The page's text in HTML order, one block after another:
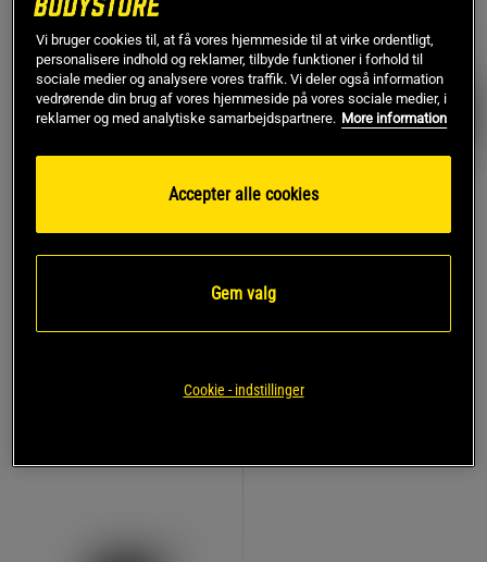
17 anmeldelser
Star Nutrition Gear
149 kr
Vi bruger cookies til, at få vores hjemmeside til at virke ordentligt,
personalisere indhold og reklamer, tilbyde funktioner i forhold til
sociale medier og analysere vores traffik. Vi deler også information
vedrørende din brug af vores hjemmeside på vores sociale medier, i
reklamer og med analytiske samarbejdspartnere. More information
Accepter alle cookies
Gem valg
Cookie - indstillinger